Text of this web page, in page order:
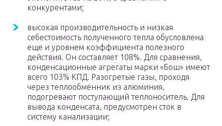
конкурентами;
высокая производительность и низкая
себестоимость полученного тепла обусловлена
еще и уровнем коэффициента полезного
действия. Он составляет 108%. Для сравнения,
конденсационные агрегаты марки «Бош» имеют
всего 103% КПД. Разогретые газы, проходя
через теплообменник из алюминия,
подогревают поступающий теплоноситель. Для
вывода конденсата, предусмотрен сток в
систему канализации;